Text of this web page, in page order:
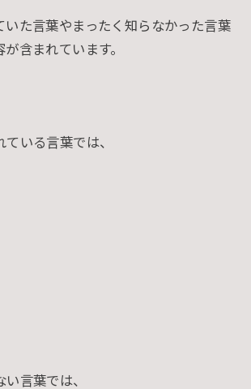
いた言葉やまったく知らなかった言葉
含まれています。
いる言葉では、
言葉では、